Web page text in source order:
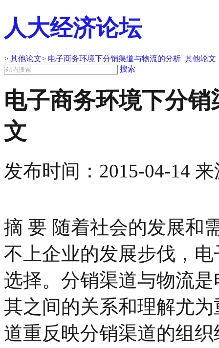
人大经济论坛
> 其他论文> 电子商务环境下分销渠道与物流的分析_其他论文
搜索
电子商务环境下分
文
发布时间： 2015-04-14 来
摘 要 随着社会的发展和
不上企业的发展步伐，
选择。分销渠道与物流
其之间的关系和理解尤
道重反映分销渠道的组